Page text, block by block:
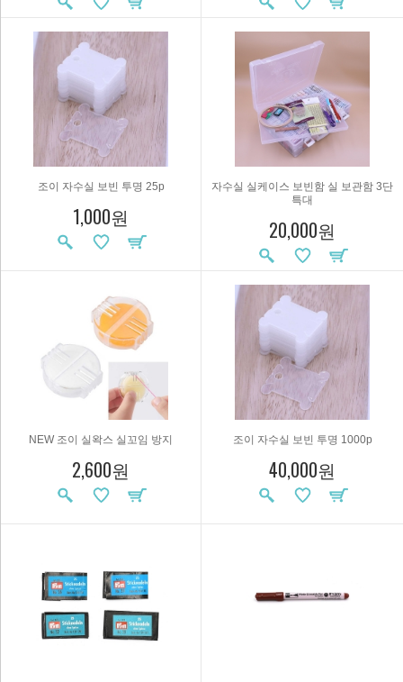
조이 자수실 보빈 투명 25p
1,000원
자수실 실케이스 보빈함 실 보관함 3단
특대
20,000원
NEW 조이 실왁스 실꼬임 방지
2,600원
조이 자수실 보빈 투명 1000p
40,000원